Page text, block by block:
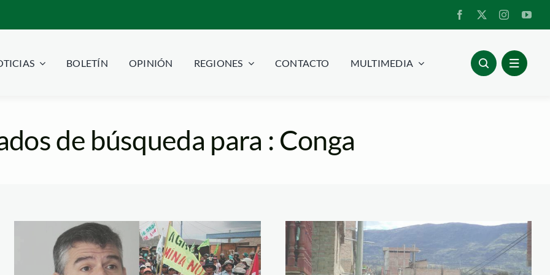
BOLETÍN OPINIÓN REGIONES CONTACTO MULTIMEDIA
de búsqueda para : Conga